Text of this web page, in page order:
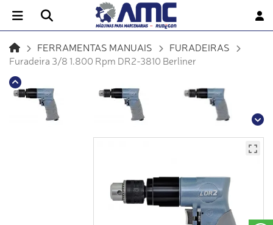
FERRAMENTAS MANUAIS
FURADEIRAS
Furadeira 3/8 1.800 Rpm DR2-3810 Berliner